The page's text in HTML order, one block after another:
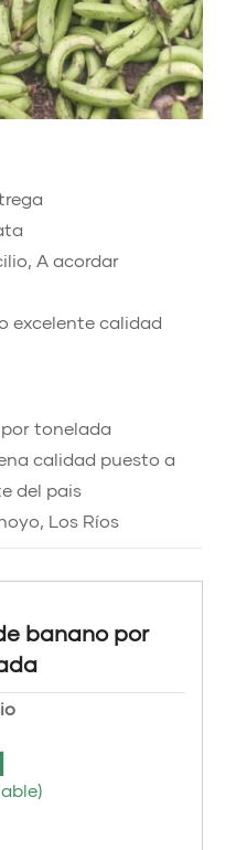
A acordar
excelente calidad
tonelada
calidad puesto a
del pais
Los Ríos
banano por